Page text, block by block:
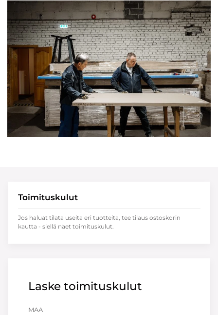
Laske toimituskulut
MAA
Toimituskulut
Jos haluat tilata useita eri tuotteita, tee tilaus ostoskorin
kautta - siellä näet toimituskulut.